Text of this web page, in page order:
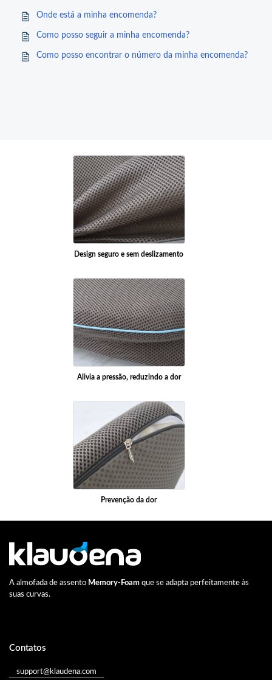
Onde está a minha encomenda?
Como posso seguir a minha encomenda?
Como posso encontrar o número da minha encomenda?
Design seguro e sem deslizamento
Alivia a pressão, reduzindo a dor
Prevenção da dor
A almofada de assento Memory-Foam que se adapta perfeitamente às
suas curvas.
Contatos
support@klaudena.com